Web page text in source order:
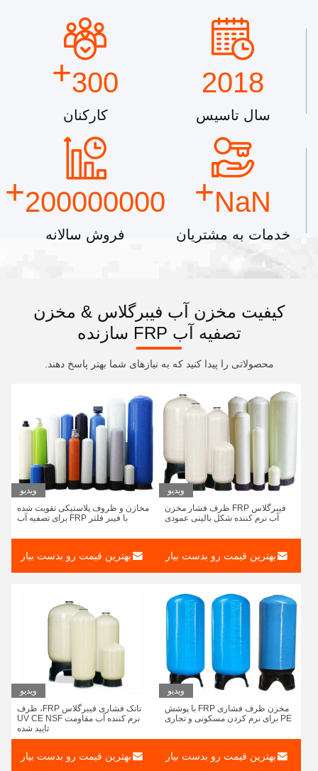
2018
سال تاسیس
300
+
کارکنان
NaN
+
خدمات به مشتریان
200000000
+
فروش سالانه
کیفیت مخزن آب فیبرگلاس & مخزن
تصفیه آب FRP سازنده
محصولاتی را پیدا کنید که به نیازهای شما بهتر پاسخ دهند.
ویدیو
فیبرگلاس FRP ظرف فشار مخزن
آب نرم کننده شکل بالینی عمودی
بهترین قیمت رو بدست بیار
ویدیو
مخازن و ظروف پلاستیکی تقویت شده
با فیبر فلتر FRP برای تصفیه آب
بهترین قیمت رو بدست بیار
ویدیو
مخزن ظرف فشاری FRP با پوشش
PE برای نرم کردن مسکونی و تجاری
بهترین قیمت رو بدست بیار
ویدیو
تانک فشاری فیبرگلاس FRP، ظرف
نرم کننده آب مقاومت UV CE NSF
تایید شده
بهترین قیمت رو بدست بیار